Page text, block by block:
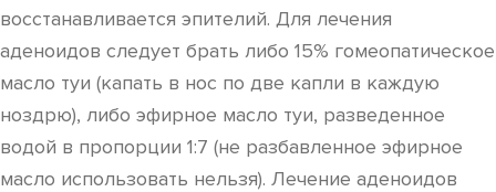
восстанавливается эпителий. Для лечения
аденоидов следует брать либо 15% гомеопатическое
масло туи (капать в нос по две капли в каждую
ноздрю), либо эфирное масло туи, разведенное
водой в пропорции 1:7 (не разбавленное эфирное
масло использовать нельзя). Лечение аденоидов